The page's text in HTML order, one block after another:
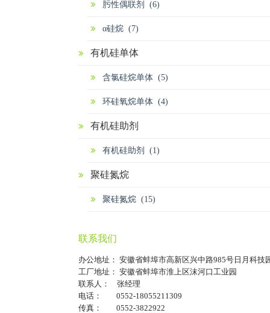
肟性偶联剂 (6)
α硅烷 (7)
有机硅单体
含氯硅烷单体 (5)
环硅氧烷单体 (4)
有机硅助剂
有机硅助剂 (1)
聚硅氮烷
聚硅氮烷 (15)
联系我们
办公地址： 安徽省蚌埠市高新区兴中路985号日月科技
工厂地址： 安徽省蚌埠市淮上区沫河口工业园
联系人： 张经理
电话： 0552-18055211309
传真： 0552-3822922